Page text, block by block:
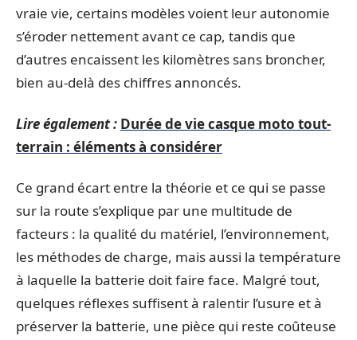
vraie vie, certains modèles voient leur autonomie
s’éroder nettement avant ce cap, tandis que
d’autres encaissent les kilomètres sans broncher,
bien au-delà des chiffres annoncés.
Lire également : Durée de vie casque moto tout-
terrain : éléments à considérer
Ce grand écart entre la théorie et ce qui se passe
sur la route s’explique par une multitude de
facteurs : la qualité du matériel, l’environnement,
les méthodes de charge, mais aussi la température
à laquelle la batterie doit faire face. Malgré tout,
quelques réflexes suffisent à ralentir l’usure et à
préserver la batterie, une pièce qui reste coûteuse